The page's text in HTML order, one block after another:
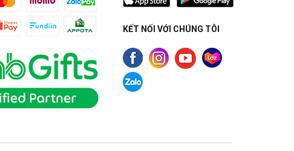
KẾT NỐI VỚI CHÚNG TÔI